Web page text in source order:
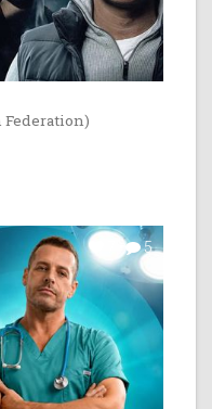
Federation)
7 5